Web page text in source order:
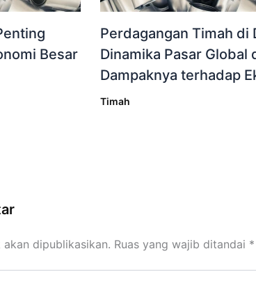
Besar
Perdagangan Timah di
Dinamika Pasar Global
Dampaknya terhadap
Timah
dipublikasikan. Ruas yang wajib ditandai *